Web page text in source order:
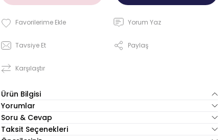
Yorum Yaz
Tavsiye Et Paylaş
Karşılaştır
Ürün Bilgisi
Yorumlar
Soru & Cevap
Taksit Seçenekleri